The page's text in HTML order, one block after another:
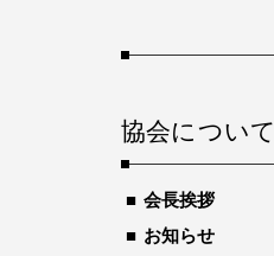
協会について
会長挨拶
お知らせ